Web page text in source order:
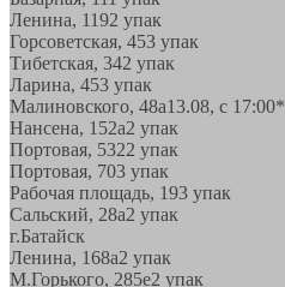
Ленина, 1192 упак
Горсоветская, 453 упак
Тибетская, 342 упак
Ларина, 453 упак
Малиновского, 48а13.08, с 17:00*
Нансена, 152а2 упак
Портовая, 5322 упак
Портовая, 703 упак
Рабочая площадь, 193 упак
Сальский, 28a2 упак
г.Батайск
Ленина, 168а2 упак
М.Горького, 285е2 упак